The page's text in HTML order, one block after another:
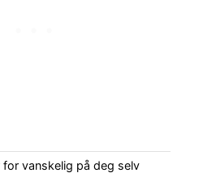
vanskelig på deg selv